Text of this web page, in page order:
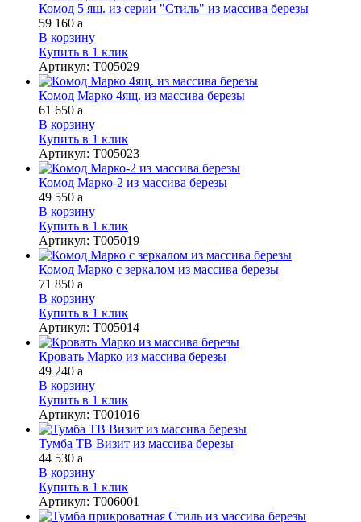
Комод 5 ящ. из серии "Стиль" из массива березы
59 160 a
В корзину
Купить в 1 клик
Артикул: Т005029
Комод Марко 4ящ. из массива березы
61 650 a
В корзину
Купить в 1 клик
Артикул: Т005023
Комод Марко-2 из массива березы
49 550 a
В корзину
Купить в 1 клик
Артикул: Т005019
Комод Марко с зеркалом из массива березы
71 850 a
В корзину
Купить в 1 клик
Артикул: Т005014
Кровать Марко из массива березы
49 240 a
В корзину
Купить в 1 клик
Артикул: Т001016
Тумба ТВ Визит из массива березы
44 530 a
В корзину
Купить в 1 клик
Артикул: Т006001